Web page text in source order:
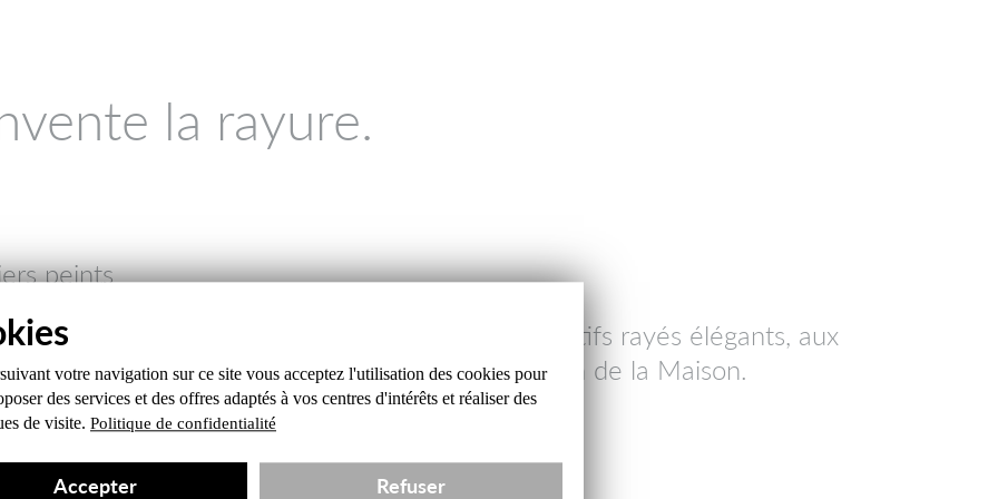
la rayure.
peints
villes françaises, cette collection présente
63 motifs rayés élégants, aux
finement travaillées par le studio de création de la Maison.
à retrouver au show-room Mise en ValeuR
votre navigation sur ce site vous acceptez l'utilisation des cookies pour
des services et des offres adaptés à vos centres d'intérêts et réaliserdes
de visite. Politique de confidentialité
Accepter Refuser